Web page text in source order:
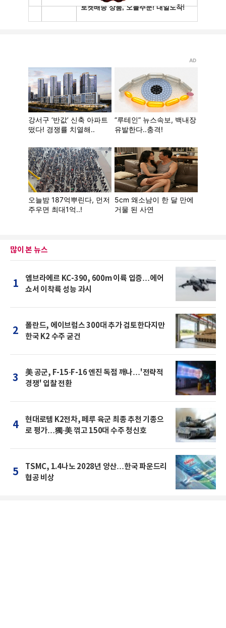
많이 본 뉴스
1
엠브라에르 KC-390, 600m 이륙 입증…에어
쇼서 이착륙 성능 과시
2
폴란드, 에이브럼스 300대 추가 검토한다지만
한국 K2 수주 굳건
3
美 공군, F-15·F-16 엔진 독점 깨나…'전략적
경쟁' 입찰 전환
4
현대로템 K2전차, 페루 육군 최종 추천 기종으
로 평가…獨·美 꺾고 150대 수주 청신호
5
TSMC, 1.4나노 2028년 양산…한국 파운드리
협공 비상